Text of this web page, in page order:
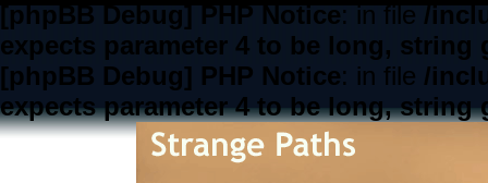
[phpBB Debug] PHP Notice: in file/
expects parameter 4 to be long, string
[phpBB Debug] PHP Notice: in file /
expects parameter 4 to be long, string